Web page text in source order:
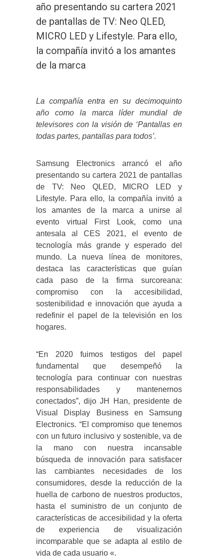
año presentando su cartera 2021
de pantallas de TV: Neo QLED,
MICRO LED y Lifestyle. Para ello,
la compañía invitó a los amantes
de la marca
La compañía entra en su decimoquinto
año como la marca líder mundial de
televisores con la visión de ‘Pantallas en
todas partes, pantallas para todos’.
Samsung Electronics arrancó el año
presentando su cartera 2021 de pantallas
de TV: Neo QLED, MICRO LED y
Lifestyle. Para ello, la compañía invitó a
los amantes de la marca a unirse al
evento virtual First Look, como una
antesala al CES 2021, el evento de
tecnología más grande y esperado del
mundo. La nueva línea de monitores,
destaca las características que guían
cada paso de la firma surcoreana:
compromiso con la accesibilidad,
sostenibilidad e innovación que ayuda a
redefinir el papel de la televisión en los
hogares.
“En 2020 fuimos testigos del papel
fundamental que desempeñó la
tecnología para continuar con nuestras
responsabilidades y mantenernos
conectados”, dijo JH Han, presidente de
Visual Display Business en Samsung
Electronics. “El compromiso que tenemos
con un futuro inclusivo y sostenible, va de
la mano con nuestra incansable
búsqueda de innovación para satisfacer
las cambiantes necesidades de los
consumidores, desde la reducción de la
huella de carbono de nuestros productos,
hasta el suministro de un conjunto de
características de accesibilidad y la oferta
de experiencia de visualización
incomparable que se adapta al estilo de
vida de cada usuario «.